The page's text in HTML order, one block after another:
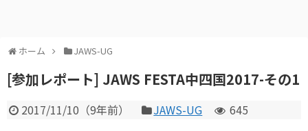
ホーム JAWS-UG
[参加レポート] JAWS FESTA中四国2017-その1
2017/11/10 （9年前） JAWS-UG 645